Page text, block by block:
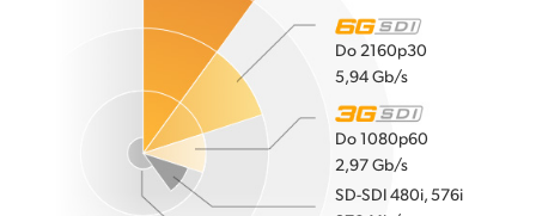
Do 2160p30
5,94 Gb/s
Do 1080p60
2,97 Gb/s
SD-SDI 480i, 576i